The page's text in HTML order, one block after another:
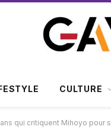
CULTURE
qui critiquent Mihoyo pour